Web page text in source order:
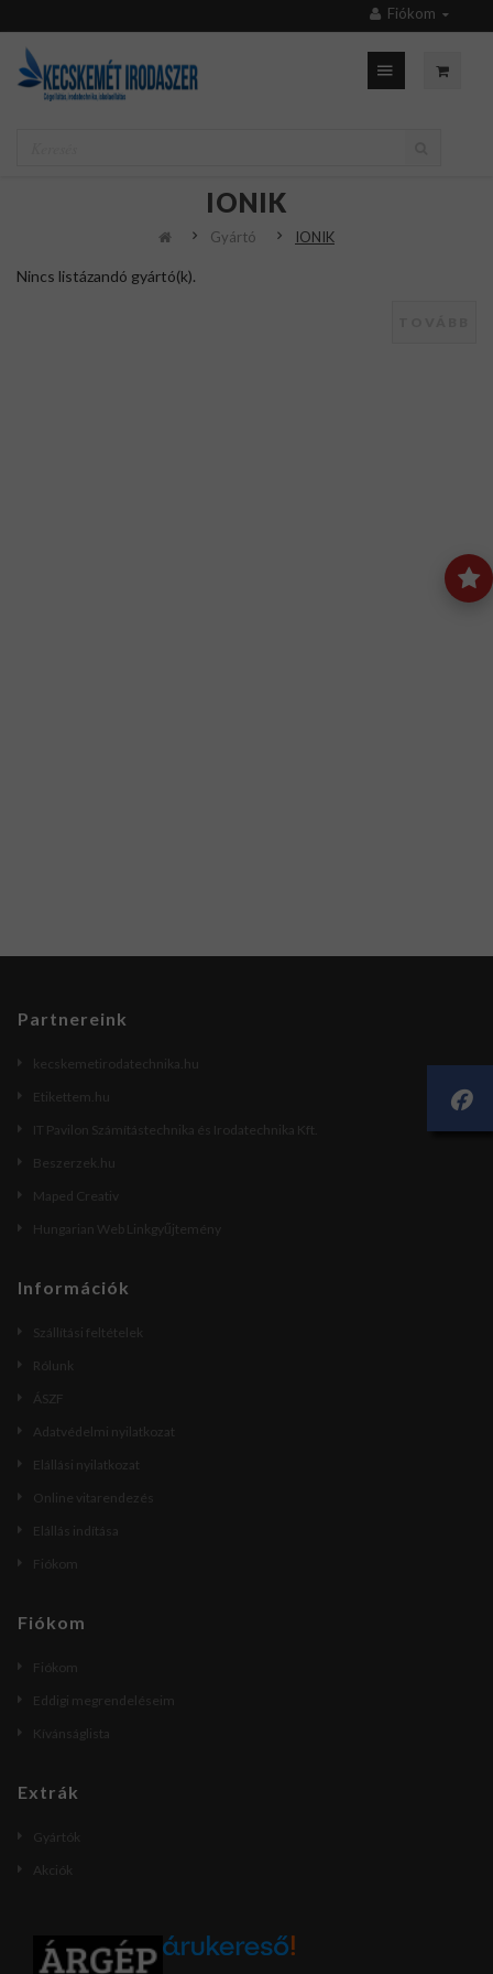
Fiókom
IONIK
Gyártó IONIK
Nincs listázandó gyártó(k).
Partnereink
kecskemetirodatechnika.hu
Etikettem.hu
IT Pavilon Számítástechnika és Irodatechnika Kft.
Beszerzek.hu
Maped Creativ
Hungarian Web Linkgyűjtemény
Információk
Szállítási feltételek
Rólunk
ÁSZF
Adatvédelmi nyilatkozat
Elállási nyilatkozat
Online vitarendezés
Elállás indítása
Fiókom
Fiókom
Fiókom
Eddigi megrendeléseim
Kívánságlista
Extrák
Gyártók
Akciók